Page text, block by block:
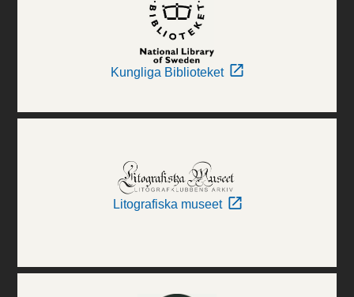
Kungliga Biblioteket
Litografiska museet